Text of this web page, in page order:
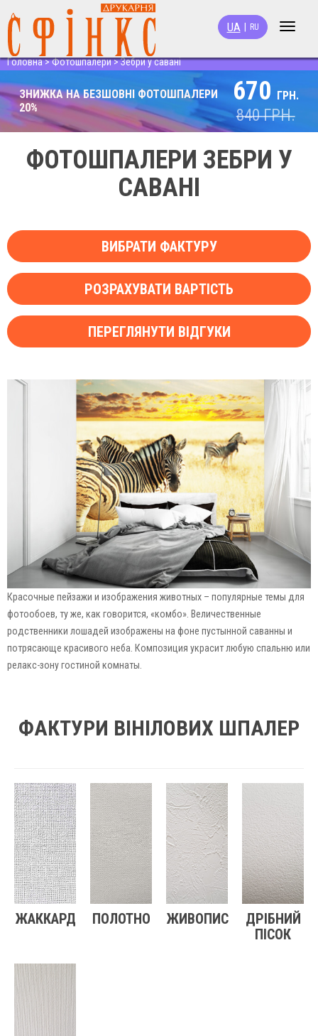
Toggle
UA RU
Головна>Фотошпалери>Зебри у савані
ЗНИЖКА НА БЕЗШОВНІ ФОТОШПАЛЕРИ
20%
670 ГРН.
840ГРН.
ФОТОШПАЛЕРИ ЗЕБРИ У
САВАНІ
ВИБРАТИ ФАКТУРУ
РОЗРАХУВАТИ ВАРТІСТЬ
ПЕРЕГЛЯНУТИ ВІДГУКИ
Красочные пейзажи и изображения животных – популярные темы для
фотообоев, ту же, как говорится, «комбо». Величественные
родственники лошадей изображены на фоне пустынной саванны и
потрясающе красивого неба. Композиция украсит любую спальню или
релакс-зону гостиной комнаты.
ФАКТУРИ ВІНІЛОВИХ ШПАЛЕР
ЖАККАРД ПОЛОТНО ЖИВОПИС
ДРІБНИЙ
ПІСОК